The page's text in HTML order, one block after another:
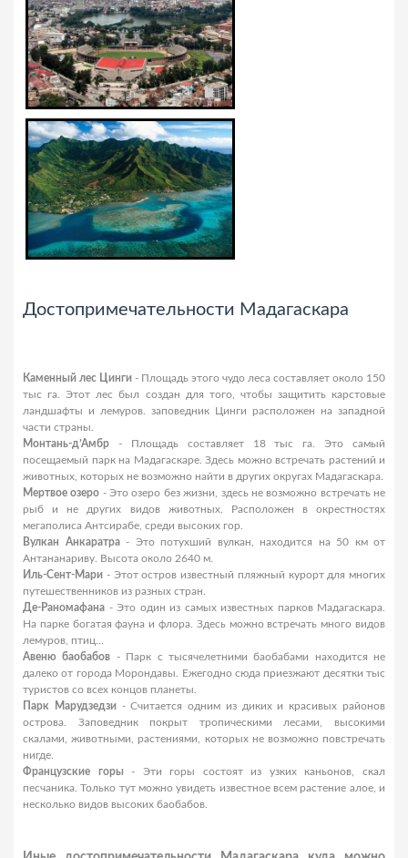
Достопримечательности Мадагаскара
Каменный лес Цинги - Площадь этого чудо леса составляет около 150
тыс га. Этот лес был создан для того, чтобы защитить карстовые
ландшафты и лемуров. заповедник Цинги расположен на западной
части страны.
Монтань-д’Амбр - Площадь составляет 18 тыс га. Это самый
посещаемый парк на Мадагаскаре. Здесь можно встречать растений и
животных, которых не возможно найти в других округах Мадагаскара.
Мертвое озеро - Это озеро без жизни, здесь не возможно встречать не
рыб и не других видов животных. Расположен в окрестностях
мегаполиса Антсирабе, среди высоких гор.
Вулкан Анкаратра- Это потухший вулкан, находится на 50 км от
Антананариву. Высота около 2640 м.
Иль-Сент-Мари - Этот остров известный пляжный курорт для многих
путешественников из разных стран.
Де-Раномафана - Это один из самых известных парков Мадагаскара.
На парке богатая фауна и флора. Здесь можно встречать много видов
лемуров, птиц...
Авеню баобабов - Парк с тысячелетними баобабами находится не
далеко от города Морондавы. Ежегодно сюда приезжают десятки тыс
туристов со всех концов планеты.
Парк Марудзедзи- Считается одним из диких и красивых районов
острова. Заповедник покрыт тропическими лесами, высокими
скалами, животными, растениями, которых не возможно повстречать
нигде.
Французские горы - Эти горы состоят из узких каньонов, скал
песчаника. Только тут можно увидеть известное всем растение алое, и
несколько видов высоких баобабов.